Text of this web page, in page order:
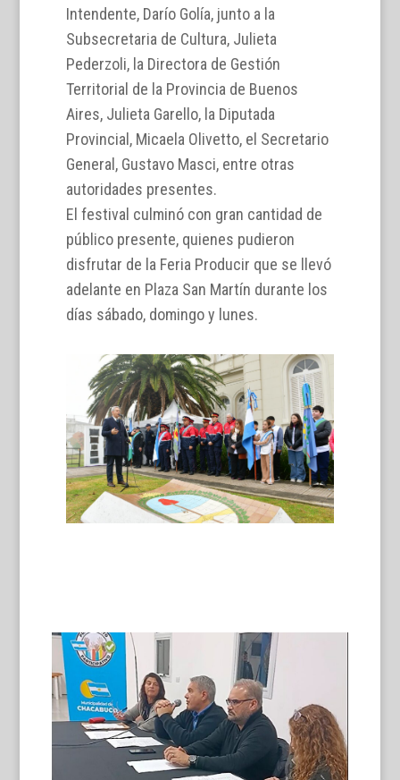
Intendente, Darío Golía, junto a la
Subsecretaria de Cultura, Julieta
Pederzoli, la Directora de Gestión
Territorial de la Provincia de Buenos
Aires, Julieta Garello, la Diputada
Provincial, Micaela Olivetto, el Secretario
General, Gustavo Masci, entre otras
autoridades presentes.
El festival culminó con gran cantidad de
público presente, quienes pudieron
disfrutar de la Feria Producir que se llevó
adelante en Plaza San Martín durante los
días sábado, domingo y lunes.